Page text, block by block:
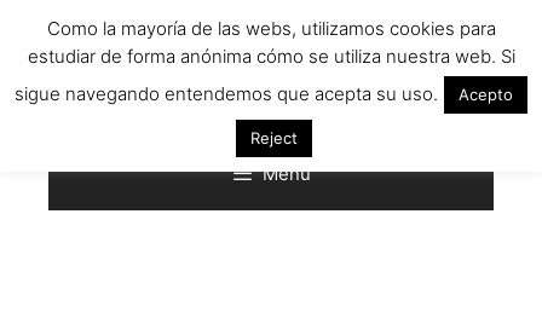
Menú
Como la mayoría de las webs, utilizamos cookies para
estudiar de forma anónima cómo se utiliza nuestra web. Si
sigue navegando entendemos que acepta su uso.
Acepto
Reject